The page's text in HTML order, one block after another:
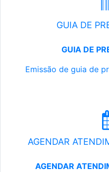
GUIA DE
GUIA DE
Emissão de guia de
AGENDAR
AGENDAR